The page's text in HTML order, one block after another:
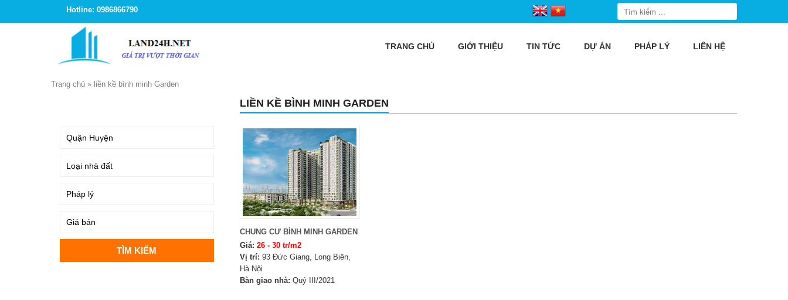
Hotline: 0986866790
TRANG CHỦ GIỚI THIỆU TIN TỨC DỰ ÁN PHÁP LÝ LIÊN HỆ
Trang chủ » liền kề bình minh Garden
LIỀN KỀ BÌNH MINH GARDEN
CHUNG CƯ BÌNH MINH GARDEN
Giá: 26 - 30 tr/m2
Vị trí: 93 Đức Giang, Long Biên,
Hà Nội
Bàn giao nhà: Quý III/2021